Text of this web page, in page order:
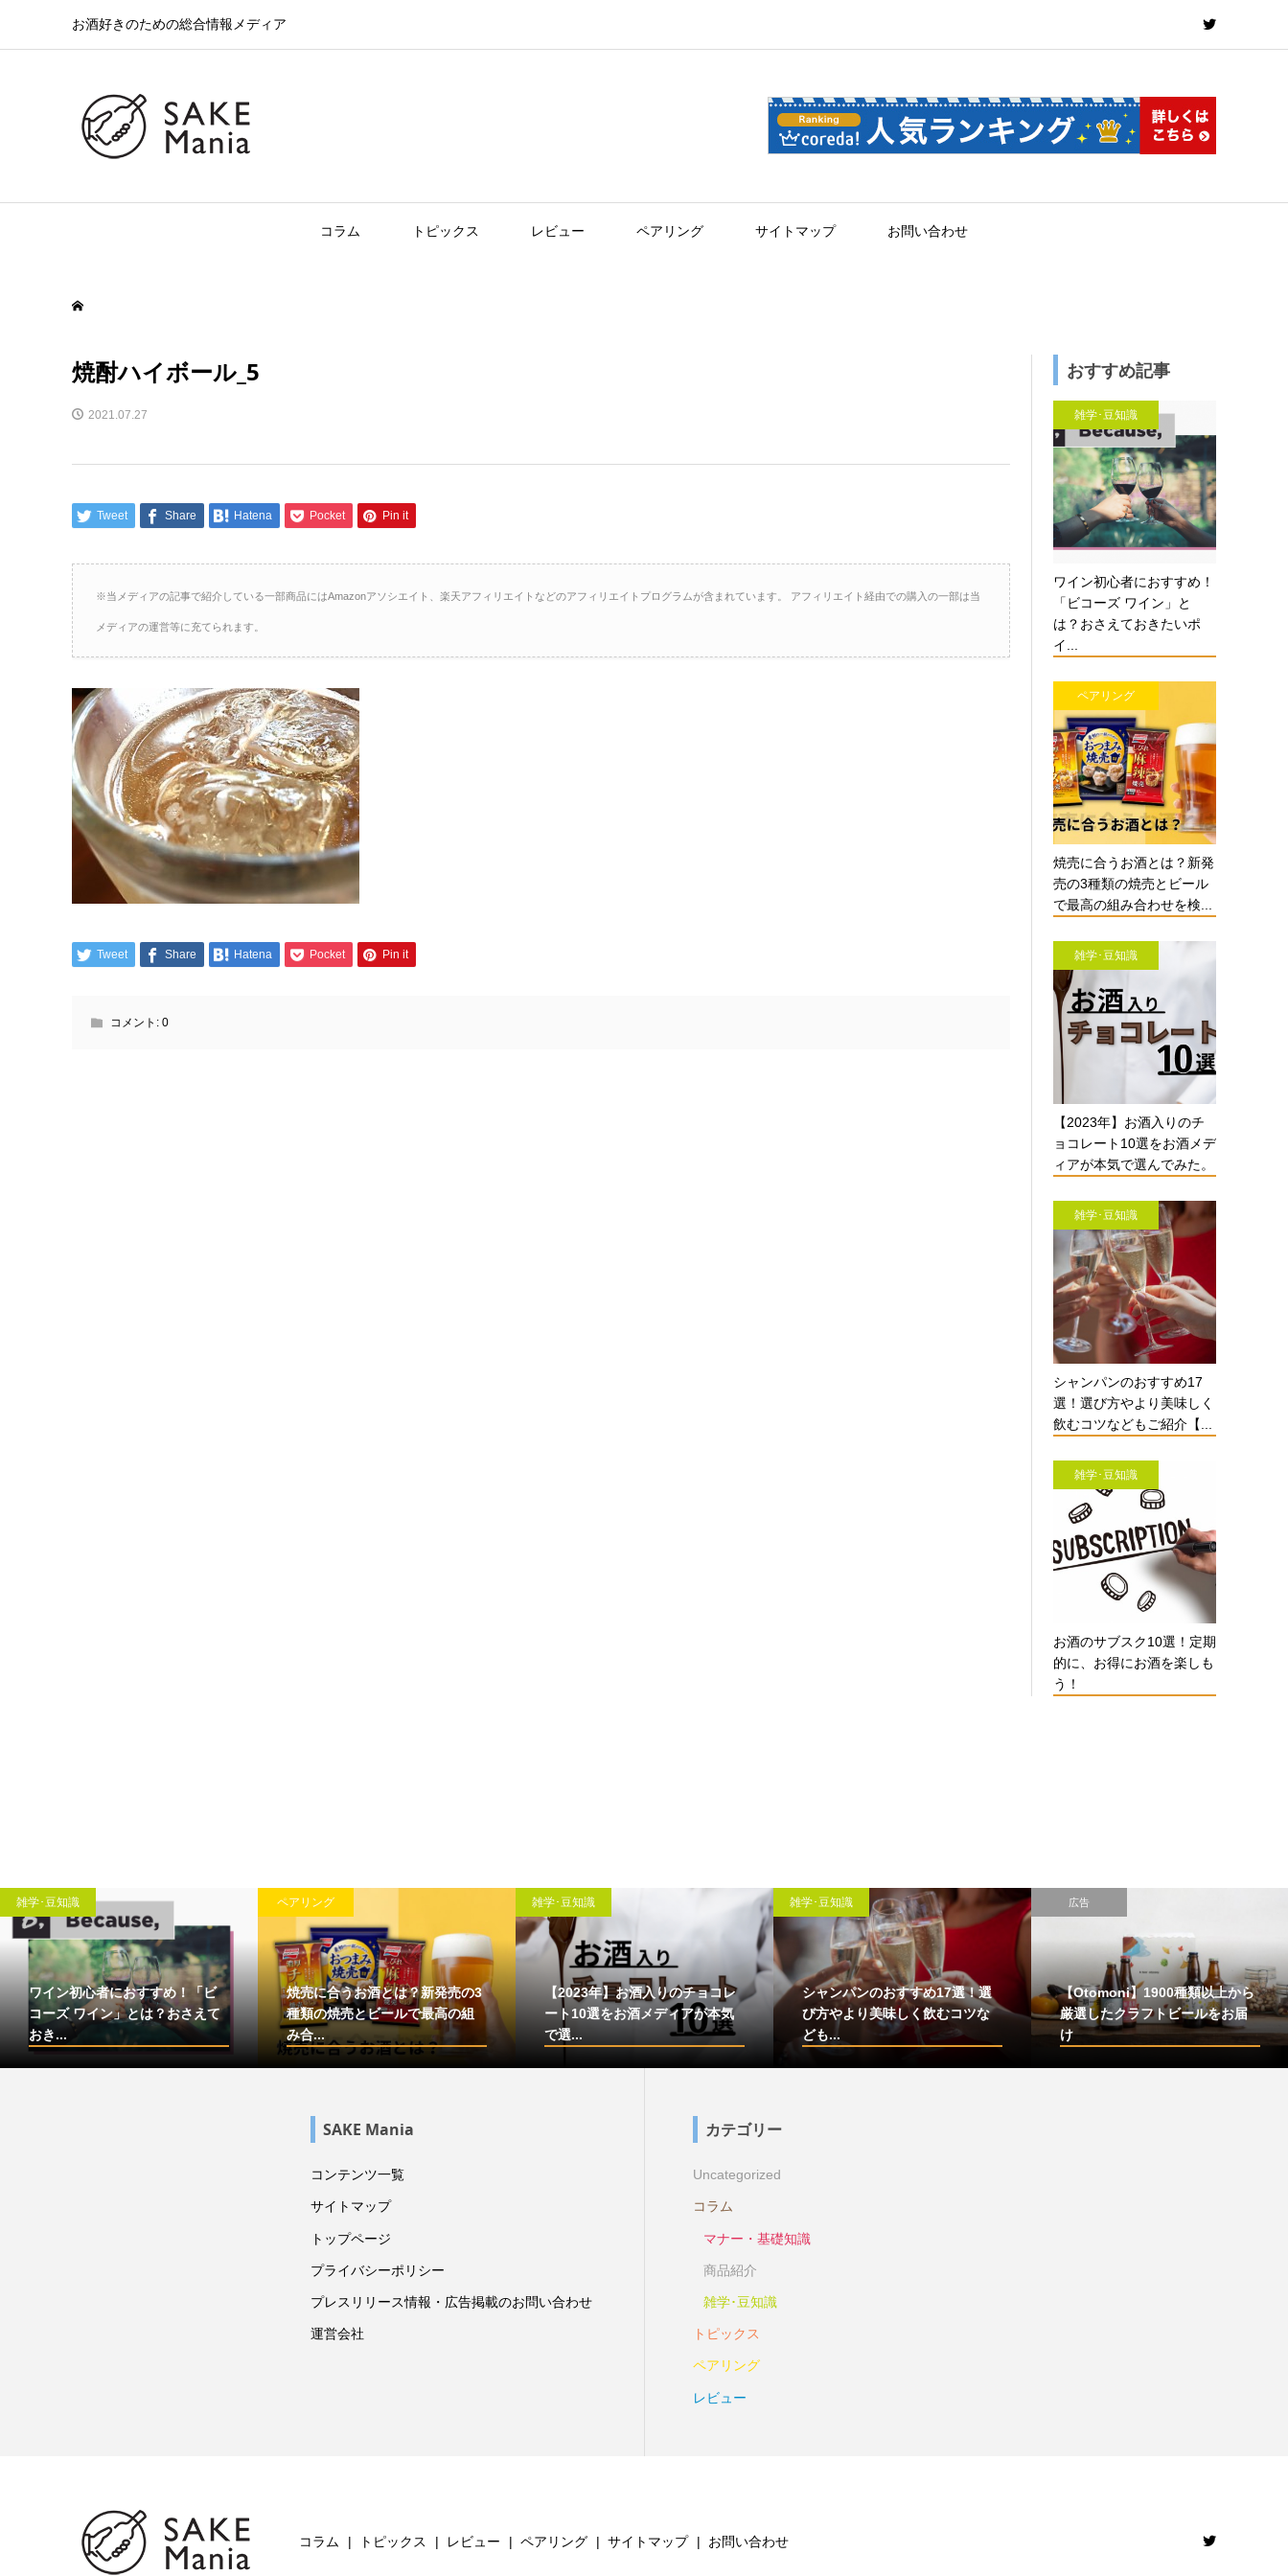
お酒好きのための総合情報メディア
コラム トピックス レビュー ペアリング サイトマップ お問い合わせ
焼酎ハイボール_5
2021.07.27
Tweet Share Hatena Pocket Pin it
※当メディアの記事で紹介している一部商品にはAmazonアソシエイト、楽天アフィリエイトなどのアフィリエイトプログラムが含まれています。 アフィリエイト経由での購入の一部は当
メディアの運営等に充てられます。
Tweet Share Hatena Pocket Pin it
コメント: 0
おすすめ記事
雑学･豆知識
ワイン初心者におすすめ！
「ビコーズ ワイン」と
は？おさえておきたいポ
イ...
ペアリング
焼売に合うお酒とは？新発
売の3種類の焼売とビール
で最高の組み合わせを検...
雑学･豆知識
【2023年】お酒入りのチ
ョコレート10選をお酒メデ
ィアが本気で選んでみた。
雑学･豆知識
シャンパンのおすすめ17
選！選び方やより美味しく
飲むコツなどもご紹介【...
雑学･豆知識
お酒のサブスク10選！定期
的に、お得にお酒を楽しも
う！
雑学･豆知識
ワイン初心者におすすめ！「ビ
コーズ ワイン」とは？おさえて
おき...
ペアリング
焼売に合うお酒とは？新発売の3
種類の焼売とビールで最高の組
み合...
雑学･豆知識
【2023年】お酒入りのチョコレ
ート10選をお酒メディアが本気
で選...
雑学･豆知識
シャンパンのおすすめ17選！選
び方やより美味しく飲むコツな
ども...
広告
【Otomoni】1900種類以上から
厳選したクラフトビールをお届
け
SAKE Mania
コンテンツ一覧
サイトマップ
トップページ
プライバシーポリシー
プレスリリース情報・広告掲載のお問い合わせ
運営会社
カテゴリー
Uncategorized
コラム
マナー・基礎知識
商品紹介
雑学･豆知識
トピックス
ペアリング
レビュー
コラム トピックス レビュー ペアリング サイトマップ お問い合わせ